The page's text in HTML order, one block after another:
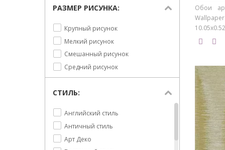
Песочный
Розовый
Салатовый
Светло-коричневый
Серебряный
Серый
Синий
Сливовый
Темно-зеленый
Темно-синий
Волны
Гербы
Горизонтальная полоска
Город
Греция
Зигзаг
РАЗМЕР РИСУНКА:
Крупный рисунок
Мелкий рисунок
Смешанный рисунок
Средний рисунок
СТИЛЬ:
Английский стиль
Античный стиль
Арт Деко
Обои